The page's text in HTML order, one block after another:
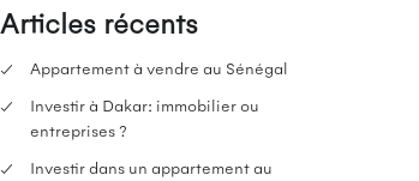
Articles récents
Appartement à vendre au Sénégal
Investir à Dakar: immobilier ou
entreprises ?
Investir dans un appartement au